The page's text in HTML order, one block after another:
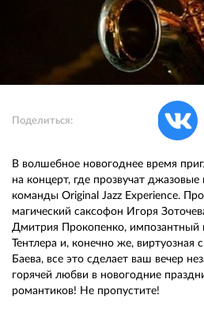
Поделиться:
В волшебное новогоднее время
на концерт, где прозвучат
команды Original Jazz Experience.
магический саксофон Игоря
Дмитрия Прокопенко, импозантный
Тентлера и, конечно же, виртуозная
Баева, все это сделает ваш вечер
горячей любви в новогодние
романтиков! Не пропустите!